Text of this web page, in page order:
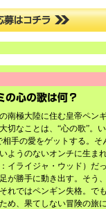
南極大陸に住む皇帝ペン
切なことは、“心の歌”。
相手の愛をゲットする。
ようのないオンチに生ま
：イライジャ・ウッド）
が勝手に動き出す。そ
れではペンギン失格。で
め、果てしない冒険の旅